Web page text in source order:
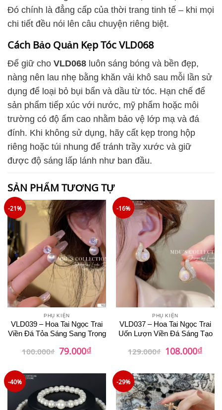
Đó chính là đẳng cấp của thời trang tinh tế – khi mọi
chi tiết đều nói lên câu chuyện riêng biệt.
Cách Bảo Quản Kẹp Tóc VLD068
Để giữ cho VLD068 luôn sáng bóng và bền đẹp,
nàng nên lau nhẹ bằng khăn vải khô sau mỗi lần sử
dụng để loại bỏ bụi bẩn và dầu từ tóc. Hạn chế để
sản phẩm tiếp xúc với nước, mỹ phẩm hoặc môi
trường có độ ẩm cao nhằm bảo vệ lớp mạ và đá
đính. Khi không sử dụng, hãy cất kẹp trong hộp
riêng hoặc túi nhung để tránh trầy xước và giữ
được độ sáng lấp lánh như ban đầu.
SẢN PHẨM TƯƠNG TỰ
-21%
PHỤ KIỆN
VLD039 – Hoa Tai Ngọc Trai
Viền Đá Tỏa Sáng Sang Trọng
100.000₫ Giá
gốc
79.000₫Giá
hiện
79.000₫.
-16%
PHỤ KIỆN
VLD037 – Hoa Tai Ngọc Trai
Uốn Lượn Viền Đá Sáng Tạo
129.000₫ Giá
gốc
108.000₫Giá
hiện
-40% -29%